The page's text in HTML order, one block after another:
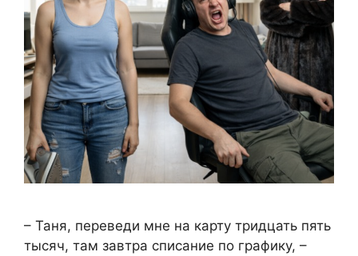
– Таня, переведи мне на карту тридцать пять
тысяч, там завтра списание по графику, –